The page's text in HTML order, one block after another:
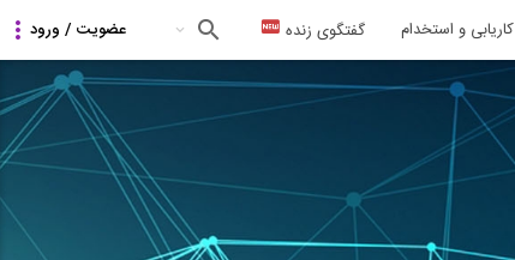
کاریابی و استخدام گفتگوی زنده